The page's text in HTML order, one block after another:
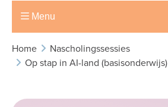
Menu
Home
Nascholingssessies
Op stap in AI-land (basisonderwijs)